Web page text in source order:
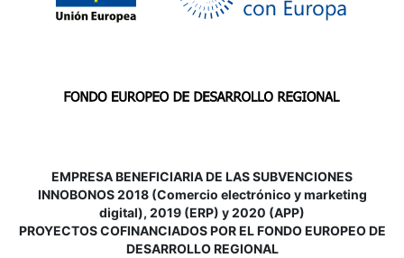
EMPRESA BENEFICIARIA DE LAS SUBVENCIONES
INNOBONOS 2018 (Comercio electrónico y marketing
digital), 2019 (ERP) y 2020 (APP)
PROYECTOS COFINANCIADOS POR EL FONDO EUROPEO DE
DESARROLLO REGIONAL